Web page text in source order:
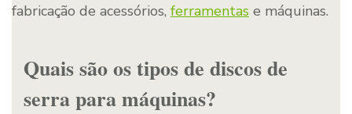
fabricação de acessórios, ferramentas e máquinas.
Quais são os tipos de discos de
serra para máquinas?